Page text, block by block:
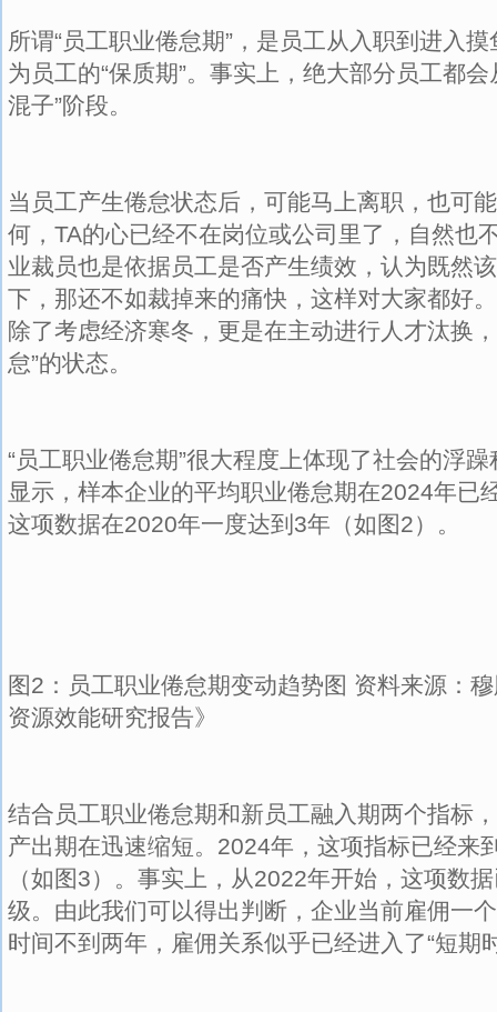
所谓“员工职业倦怠期”，是员工从入职到进入
为员工的“保质期”。事实上，绝大部分员工都会
混子”阶段。
当员工产生倦怠状态后，可能马上离职，也可
何，TA的心已经不在岗位或公司里了，自然也
业裁员也是依据员工是否产生绩效，认为既然
下，那还不如裁掉来的痛快，这样对大家都好
除了考虑经济寒冬，更是在主动进行人才汰换
怠”的状态。
“员工职业倦怠期”很大程度上体现了社会的浮
显示，样本企业的平均职业倦怠期在2024年已
这项数据在2020年一度达到3年（如图2）。
图2：员工职业倦怠期变动趋势图 资料来源：
资源效能研究报告》
结合员工职业倦怠期和新员工融入期两个指标
产出期在迅速缩短。2024年，这项指标已经来
（如图3）。事实上，从2022年开始，这项数
级。由此我们可以得出判断，企业当前雇佣一
时间不到两年，雇佣关系似乎已经进入了“短期